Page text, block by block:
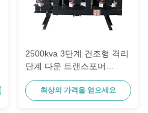
2500kva 3단계 건조형 격리
단계 다운 트랜스포머
Nema3r 480v ~ 220v
최상의 가격을 얻으세요